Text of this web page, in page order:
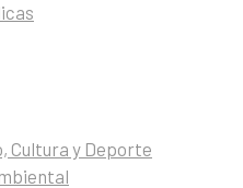
Cultura y Deporte